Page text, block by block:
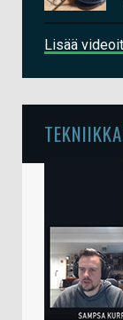
Lisää